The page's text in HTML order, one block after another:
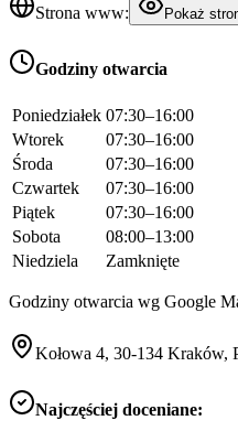
Strona www:
Pokaż
Godziny otwarcia
Poniedziałek 07:30–16:00
Wtorek
07:30–16:00
Środa
07:30–16:00
Czwartek
07:30–16:00
Piątek
07:30–16:00
Sobota
08:00–13:00
Niedziela
Zamknięte
Godziny otwarcia wg Google
Kołowa 4, 30-134 Kraków,
Najczęściej doceniane: